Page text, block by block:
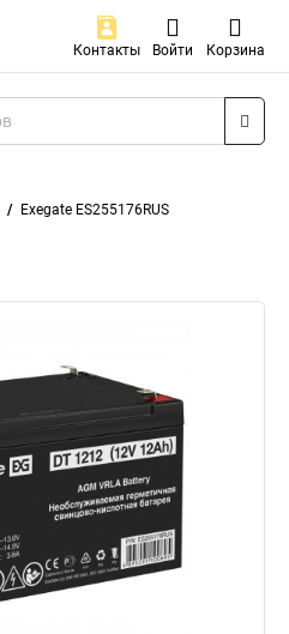
Контакты Войти Корзина
Exegate ES255176RUS